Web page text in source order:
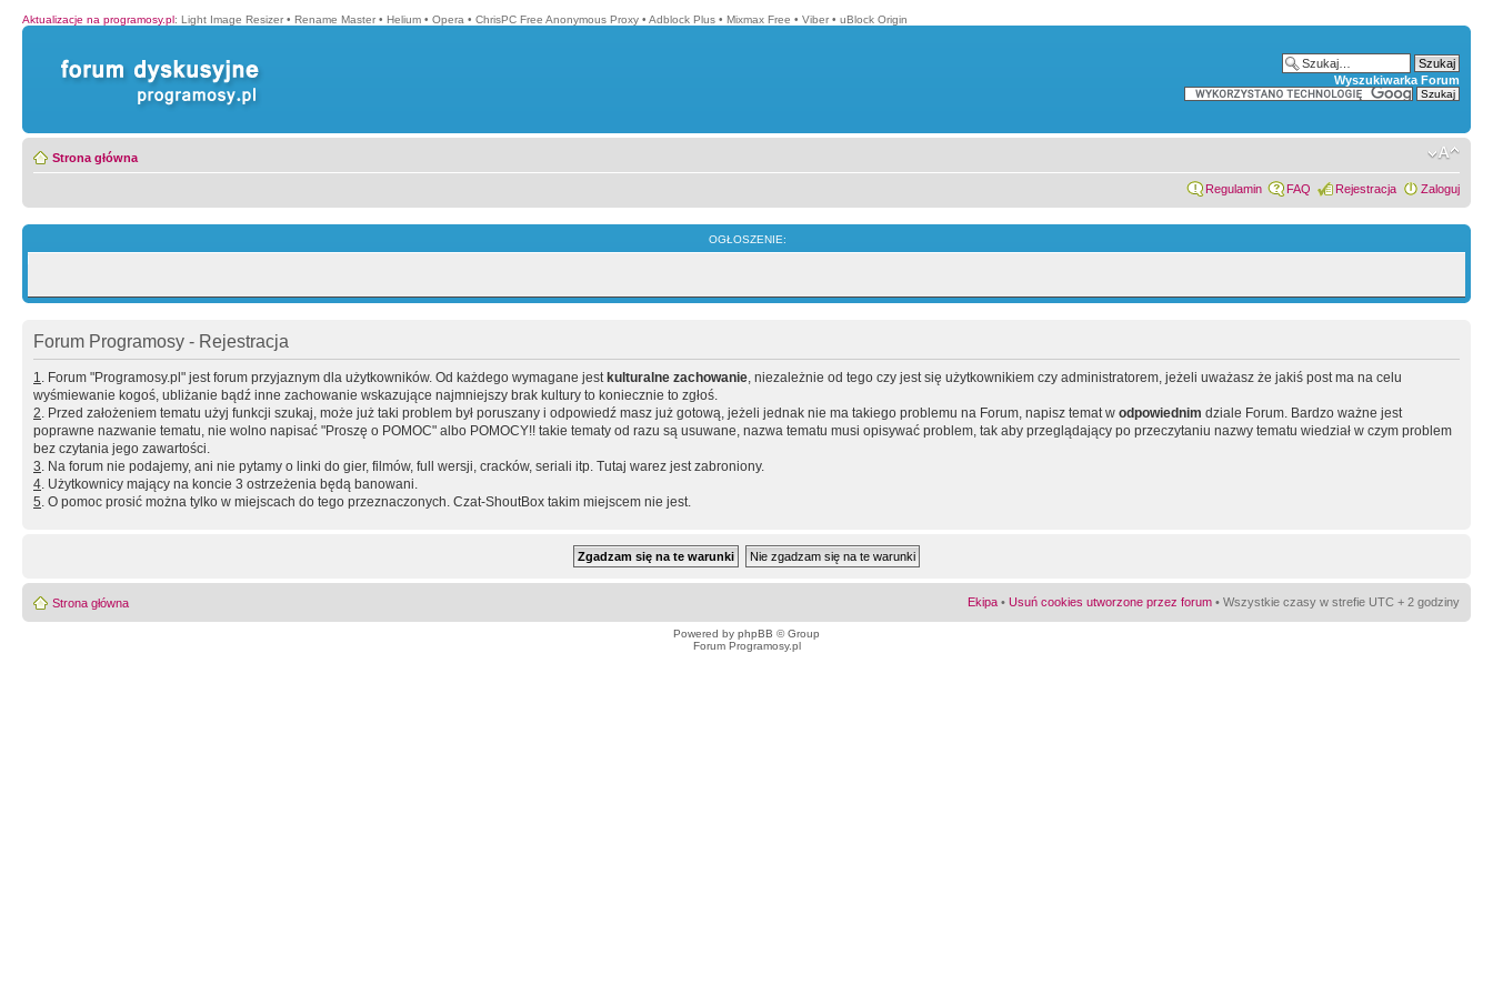
Aktualizacje na programosy.pl: Light Image Resizer • Rename Master • Helium • Opera • ChrisPC Free Anonymous Proxy • Adblock Plus • Mixmax Free • Viber • uBlock Origin
Wyszukiwarka Forum
Strona główna
Regulamin FAQ Rejestracja Zaloguj
OGŁOSZENIE:
Forum Programosy - Rejestracja
1. Forum "Programosy.pl" jest forum przyjaznym dla użytkowników. Od każdego wymagane jest kulturalne zachowanie, niezależnie od tego czy jest się użytkownikiem czy administratorem, jeżeli uważasz że jakiś post ma na celu
wyśmiewanie kogoś, ubliżanie bądź inne zachowanie wskazujące najmniejszy brak kultury to koniecznie to zgłoś.
2. Przed założeniem tematu użyj funkcji szukaj, może już taki problem był poruszany i odpowiedź masz już gotową, jeżeli jednak nie ma takiego problemu na Forum, napisz temat w odpowiednim dziale Forum. Bardzo ważne jest
poprawne nazwanie tematu, nie wolno napisać "Proszę o POMOC" albo POMOCY!! takie tematy od razu są usuwane, nazwa tematu musi opisywać problem, tak aby przeglądający po przeczytaniu nazwy tematu wiedział w czym problem
bez czytania jego zawartości.
3. Na forum nie podajemy, ani nie pytamy o linki do gier, filmów, full wersji, cracków, seriali itp. Tutaj warez jest zabroniony.
4. Użytkownicy mający na koncie 3 ostrzeżenia będą banowani.
5. O pomoc prosić można tylko w miejscach do tego przeznaczonych. Czat-ShoutBox takim miejscem nie jest.
Strona główna Ekipa • Usuń cookies utworzone przez forum • Wszystkie czasy w strefie UTC + 2 godziny
Powered by phpBB © Group
Forum Programosy.pl